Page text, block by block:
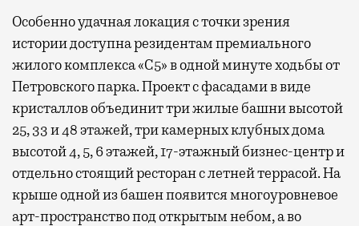
Особенно удачная локация с точки зрения
истории доступна резидентам премиального
жилого комплекса «С5»в одной минуте ходьбы от
Петровского парка. Проект с фасадами в виде
кристаллов объединит три жилые башни высотой
25, 33 и 48 этажей, три камерных клубных дома
высотой 4, 5, 6 этажей, 17-этажный бизнес-центр и
отдельно стоящий ресторан с летней террасой. На
крыше одной из башен появится многоуровневое
арт-пространство под открытым небом, а во